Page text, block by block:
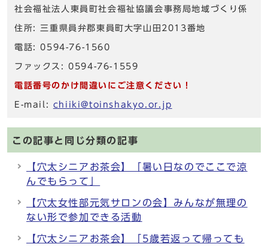
社会福祉法人東員町社会福祉協議会事務局地域づくり係
住所: 三重県員弁郡東員町大字山田2013番地
電話: 0594-76-1560
ファックス: 0594-76-1559
電話番号のかけ間違いにご注意ください！
E-mail: chiiki@toinshakyo.or.jp
この記事と同じ分類の記事
【穴太シニアお茶会】「暑い日なのでここで涼
んでもらって」
【穴太女性部元気サロンの会】みんなが無理の
ない形で参加できる活動
【穴太シニアお茶会】「5歳若返って帰っても